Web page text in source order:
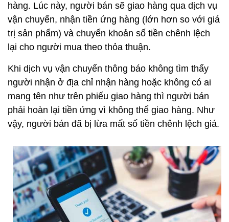
hàng. Lúc này, người bán sẽ giao hàng qua dịch vụ
vận chuyển, nhận tiền ứng hàng (lớn hơn so với giá
trị sản phẩm) và chuyển khoản số tiền chênh lệch
lại cho người mua theo thỏa thuận.
Khi dịch vụ vận chuyển thông báo không tìm thấy
người nhận ở địa chỉ nhận hàng hoặc không có ai
mang tên như trên phiếu giao hàng thì người bán
phải hoàn lại tiền ứng vì không thể giao hàng. Như
vậy, người bán đã bị lừa mất số tiền chênh lệch giá.